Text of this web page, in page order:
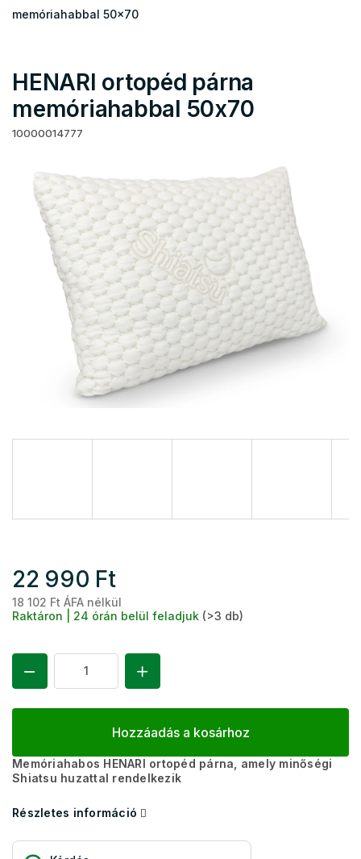
memóriahabbal 50x70
HENARI ortopéd párna
memóriahabbal 50x70
10000014777
22 990 Ft
18 102 Ft ÁFA nélkül
Raktáron | 24 órán belül feladjuk (>3 db)
Hozzáadás a kosárhoz
Memóriahabos HENARI ortopéd párna, amely minőségi
Shiatsu huzattal rendelkezik
Részletes információ